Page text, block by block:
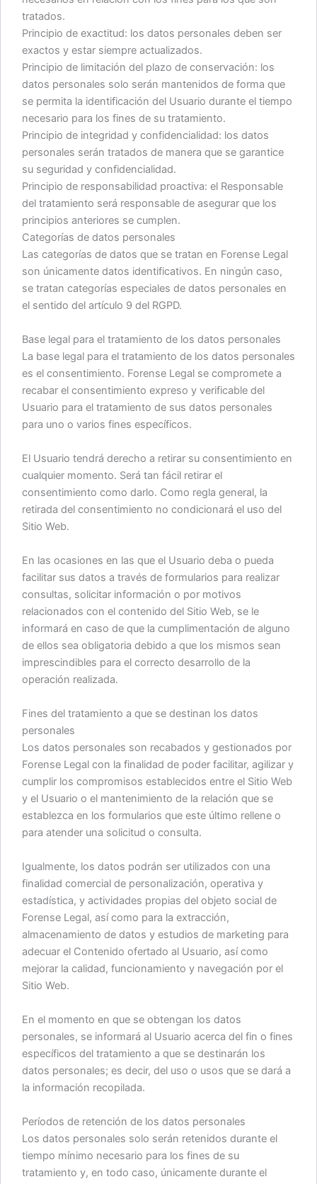
tratados.
Principio de exactitud: los datos personales deben ser
exactos y estar siempre actualizados.
Principio de limitación del plazo de conservación: los
datos personales solo serán mantenidos de forma que
se permita la identificación del Usuario durante el tiempo
necesario para los fines de su tratamiento.
Principio de integridad y confidencialidad: los datos
personales serán tratados de manera que se garantice
su seguridad y confidencialidad.
Principio de responsabilidad proactiva: el Responsable
del tratamiento será responsable de asegurar que los
principios anteriores se cumplen.
Categorías de datos personales
Las categorías de datos que se tratan en Forense Legal
son únicamente datos identificativos. En ningún caso,
se tratan categorías especiales de datos personales en
el sentido del artículo 9 del RGPD.
Base legal para el tratamiento de los datos personales
La base legal para el tratamiento de los datos personales
es el consentimiento. Forense Legal se compromete a
recabar el consentimiento expreso y verificable del
Usuario para el tratamiento de sus datos personales
para uno o varios fines específicos.
El Usuario tendrá derecho a retirar su consentimiento en
cualquier momento. Será tan fácil retirar el
consentimiento como darlo. Como regla general, la
retirada del consentimiento no condicionará el uso del
Sitio Web.
En las ocasiones en las que el Usuario deba o pueda
facilitar sus datos a través de formularios para realizar
consultas, solicitar información o por motivos
relacionados con el contenido del Sitio Web, se le
informará en caso de que la cumplimentación de alguno
de ellos sea obligatoria debido a que los mismos sean
imprescindibles para el correcto desarrollo de la
operación realizada.
Fines del tratamiento a que se destinan los datos
personales
Los datos personales son recabados y gestionados por
Forense Legal con la finalidad de poder facilitar, agilizar y
cumplir los compromisos establecidos entre el Sitio Web
y el Usuario o el mantenimiento de la relación que se
establezca en los formularios que este último rellene o
para atender una solicitud o consulta.
Igualmente, los datos podrán ser utilizados con una
finalidad comercial de personalización, operativa y
estadística, y actividades propias del objeto social de
Forense Legal, así como para la extracción,
almacenamiento de datos y estudios de marketing para
adecuar el Contenido ofertado al Usuario, así como
mejorar la calidad, funcionamiento y navegación por el
Sitio Web.
En el momento en que se obtengan los datos
personales, se informará al Usuario acerca del fin o fines
específicos del tratamiento a que se destinarán los
datos personales; es decir, del uso o usos que se dará a
la información recopilada.
Períodos de retención de los datos personales
Los datos personales solo serán retenidos durante el
tiempo mínimo necesario para los fines de su
tratamiento y, en todo caso, únicamente durante el